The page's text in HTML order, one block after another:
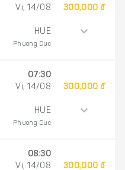
Vi, 14/08
HUE
Phuong Duc
300,000 đ
07:30
Vi, 14/08
HUE
Phuong Duc
300,000 đ
08:30
Vi, 14/08
300,000 đ